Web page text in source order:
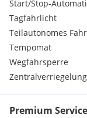
Start/Stop-
Tagfahrlicht
Teilautonomes
Tempomat
Wegfahrsperre
Zentralverriegelung
Premium